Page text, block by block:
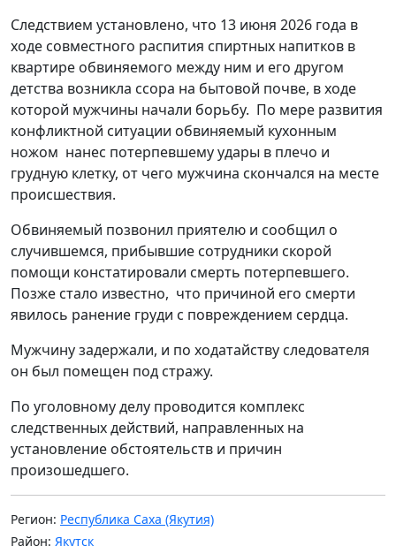
Следствием установлено, что 13 июня 2026 года в
ходе совместного распития спиртных напитков в
квартире обвиняемого между ним и его другом
детства возникла ссора на бытовой почве, в ходе
которой мужчины начали борьбу. По мере развития
конфликтной ситуации обвиняемый кухонным
ножом нанес потерпевшему удары в плечо и
грудную клетку, от чего мужчина скончался на месте
происшествия.
Обвиняемый позвонил приятелю и сообщил о
случившемся, прибывшие сотрудники скорой
помощи констатировали смерть потерпевшего.
Позже стало известно, что причиной его смерти
явилось ранение груди с повреждением сердца.
Мужчину задержали, и по ходатайству следователя
он был помещен под стражу.
По уголовному делу проводится комплекс
следственных действий, направленных на
установление обстоятельств и причин
произошедшего.
Регион: Республика Саха (Якутия)
Район: Якутск